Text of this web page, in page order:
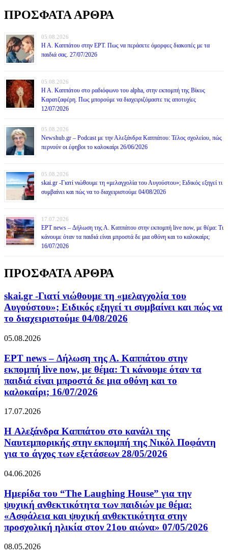
ΠΡΟΣΦΑΤΑ ΑΡΘΡΑ
05.08.2026
Η Α. Καππάτου στην ΕΡΤ. Πως να περάσετε όμορφες διακοπές με τα
παιδιά σας. 27/07/2026
05.08.2026
Η Α. Καππάτου στο ραδιόφωνο του alpha, στην εκπομπή της Βίκυς
Καρατζαφέρη. Πως μπορούμε να διαχειριζόμαστε τις αποτυχίες
12/07/2026
05.08.2026
Newshub.gr – Podcast με την Αλεξάνδρα Καππάτου: Τέλος σχολείου, πώς
περνούν οι έφηβοι το καλοκαίρι 26/06/2026
05.08.2026
skai.gr -Γιατί νιώθουμε τη «μελαγχολία του Αυγούστου»; Ειδικός εξηγεί τι
συμβαίνει και πώς να το διαχειριστούμε 04/08/2026
17.07.2026
ΕΡΤ news – Δήλωση της Α. Καππάτου στην εκπομπή live now, με θέμα: Τι
κάνουμε όταν τα παιδιά είναι μπροστά δε μια οθόνη και το καλοκαίρι;
16/07/2026
ΠΡΟΣΦΑΤΑ ΑΡΘΡΑ
skai.gr -Γιατί νιώθουμε τη «μελαγχολία του
Αυγούστου»; Ειδικός εξηγεί τι συμβαίνει και πώς να
το διαχειριστούμε 04/08/2026
05.08.2026
ΕΡΤ news – Δήλωση της Α. Καππάτου στην
εκπομπή live now, με θέμα: Τι κάνουμε όταν τα
παιδιά είναι μπροστά δε μια οθόνη και το
καλοκαίρι; 16/07/2026
17.07.2026
H Αλεξάνδρα Καππάτου στο κανάλι της
Ναυτεμπορικής στην εκπομπή της Νικόλ Ποφάντη
για το άγχος των εξετάσεων 28/05/2026
04.06.2026
Ημερίδα του “The Laughing House” για την
ψυχική ανθεκτικότητα των παιδιών με θέμα:
«Ασφάλεια και ψυχική ανθεκτικότητα στην
προσχολική ηλικία στον 21ου αιώνα» 07/05/2026
08.05.2026